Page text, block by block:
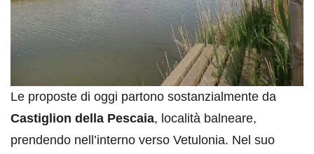
Le proposte di oggi partono sostanzialmente da
Castiglion della Pescaia, località balneare,
prendendo nell’interno verso Vetulonia. Nel suo